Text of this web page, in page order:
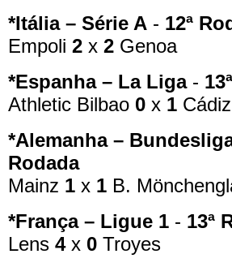
*Itália – Série A - 12ª
Empoli 2 x 2 Genoa
*Espanha – La Liga-
Athletic Bilbao 0 x 1 Cádiz
*Alemanha –
Rodada
Mainz 1 x 1 B.
*França – Ligue 1 - 13ª
Lens 4x 0 Troyes